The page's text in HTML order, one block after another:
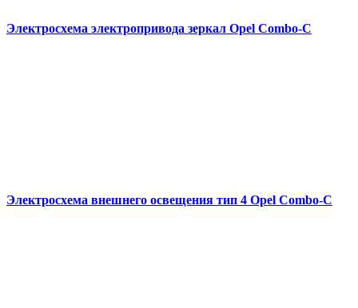
Электросхема электропривода зеркал Opel Combo-С
Электросхема внешнего освещения тип 4 Opel Combo-С